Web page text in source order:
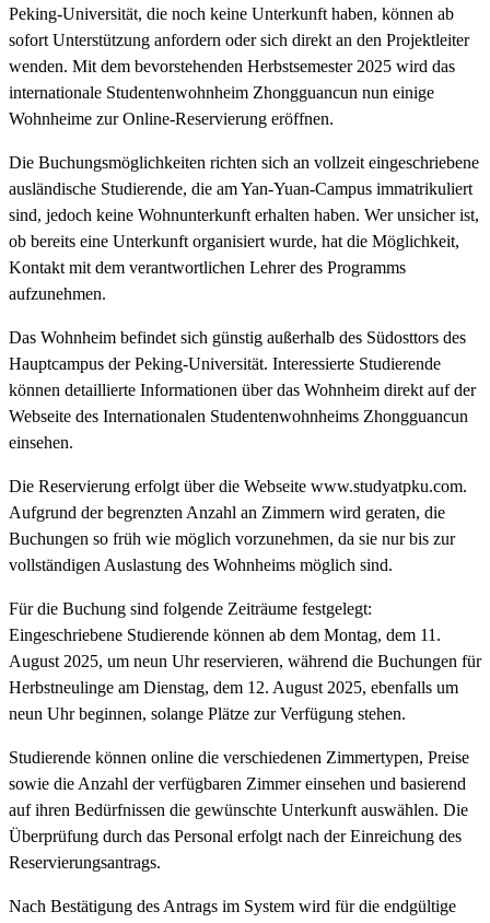
Peking-Universität, die noch keine Unterkunft haben, können ab
sofort Unterstützung anfordern oder sich direkt an den Projektleiter
wenden. Mit dem bevorstehenden Herbstsemester 2025 wird das
internationale Studentenwohnheim Zhongguancun nun einige
Wohnheime zur Online-Reservierung eröffnen.
Die Buchungsmöglichkeiten richten sich an vollzeit eingeschriebene
ausländische Studierende, die am Yan-Yuan-Campus immatrikuliert
sind, jedoch keine Wohnunterkunft erhalten haben. Wer unsicher ist,
ob bereits eine Unterkunft organisiert wurde, hat die Möglichkeit,
Kontakt mit dem verantwortlichen Lehrer des Programms
aufzunehmen.
Das Wohnheim befindet sich günstig außerhalb des Südosttors des
Hauptcampus der Peking-Universität. Interessierte Studierende
können detaillierte Informationen über das Wohnheim direkt auf der
Webseite des Internationalen Studentenwohnheims Zhongguancun
einsehen.
Die Reservierung erfolgt über die Webseite www.studyatpku.com.
Aufgrund der begrenzten Anzahl an Zimmern wird geraten, die
Buchungen so früh wie möglich vorzunehmen, da sie nur bis zur
vollständigen Auslastung des Wohnheims möglich sind.
Für die Buchung sind folgende Zeiträume festgelegt:
Eingeschriebene Studierende können ab dem Montag, dem 11.
August 2025, um neun Uhr reservieren, während die Buchungen für
Herbstneulinge am Dienstag, dem 12. August 2025, ebenfalls um
neun Uhr beginnen, solange Plätze zur Verfügung stehen.
Studierende können online die verschiedenen Zimmertypen, Preise
sowie die Anzahl der verfügbaren Zimmer einsehen und basierend
auf ihren Bedürfnissen die gewünschte Unterkunft auswählen. Die
Überprüfung durch das Personal erfolgt nach der Einreichung des
Reservierungsantrags.
Nach Bestätigung des Antrags im System wird für die endgültige